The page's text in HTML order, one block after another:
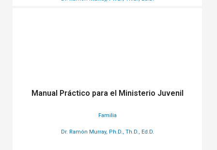
Manual Práctico para el Ministerio Juvenil
Familia
Dr. Ramón Murray, Ph.D., Th.D., Ed.D.